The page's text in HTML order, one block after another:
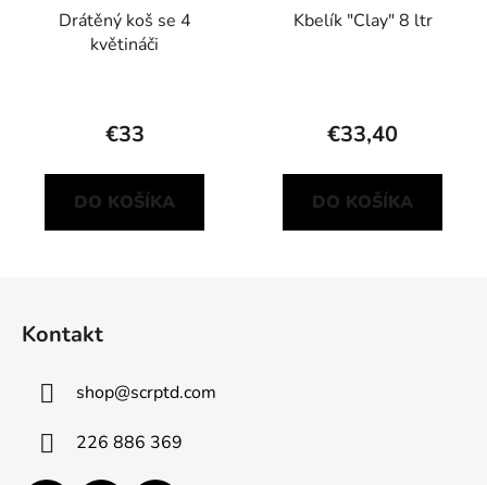
Drátěný koš se 4
květináči
€33
DO KOŠÍKA
Kbelík "Clay" 8 ltr
€33,40
DO KOŠÍKA
Kontakt
shop@scrptd.com
226 886 369